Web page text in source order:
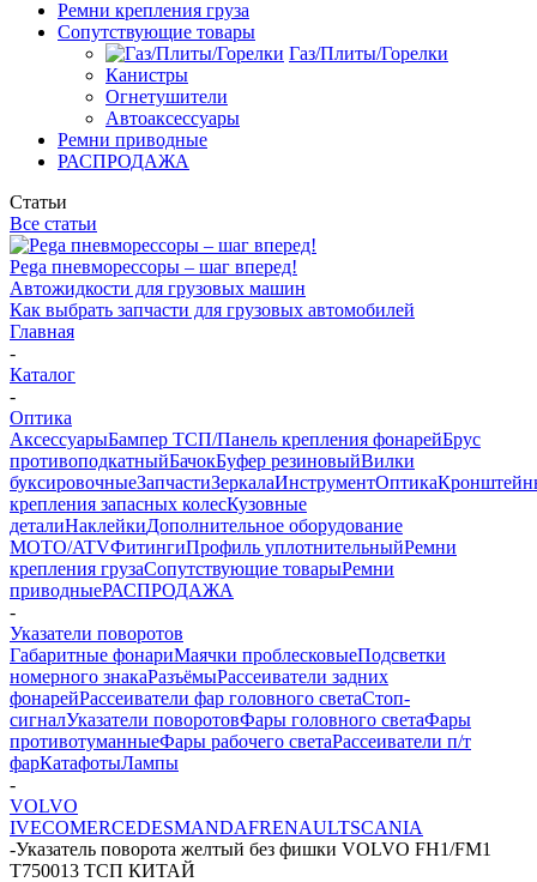
Ремни крепления груза
Сопутствующие товары
Газ/Плиты/Горелки
Канистры
Огнетушители
Автоаксессуары
Ремни приводные
РАСПРОДАЖА
Статьи
Все статьи
Pega пневморессоры – шаг вперед!
Автожидкости для грузовых машин
Как выбрать запчасти для грузовых автомобилей
Главная
-
Каталог
-
Оптика
АксессуарыБампер ТСП/Панель крепления фонарейБрус
противоподкатныйБачокБуфер резиновыйВилки
буксировочныеЗапчастиЗеркалаИнструментОптика
крепления запасных колесКузовные
деталиНаклейкиДополнительное оборудование
MOTO/ATVФитингиПрофиль уплотнительныйРемни
крепления грузаСопутствующие товарыРемни
приводныеРАСПРОДАЖА
-
Указатели поворотов
Габаритные фонариМаячки проблесковыеПодсветки
номерного знакаРазъёмыРассеиватели задних
фонарейРассеиватели фар головного светаСтоп-
сигналУказатели поворотовФары головного светаФары
противотуманныеФары рабочего светаРассеиватели п/т
фарКатафотыЛампы
-
VOLVO
IVECOMERCEDESMANDAFRENAULTSCANIA
-Указатель поворота желтый без фишки VOLVO FH1/FM1
T750013 ТСП КИТАЙ